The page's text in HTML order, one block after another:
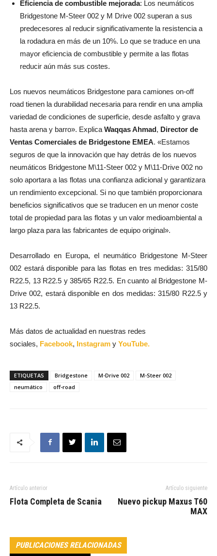
Eficiencia de combustible mejorada: Los neumáticos
Bridgestone M-Steer 002 y M­ Drive 002 superan a sus
predecesores al reducir significativamente la resistencia a
la rodadura en más de un 10%. Lo que se traduce en una
mayor eficiencia de combustible y permite a las flotas
reducir aún más sus costes.
Los nuevos neumáticos Bridgestone para camiones on-off
road tienen la durabilidad necesaria para rendir en una amplia
variedad de condiciones de superficie, desde asfalto y grava
hasta arena y barro». Explica Waqqas Ahmad, Director de
Ventas Comerciales de Bridgestone EMEA. «Estamos
seguros de que la innovación que hay detrás de los nuevos
neumáticos Bridgestone M\11-Steer 002 y M\11-Drive 002 no
solo aportara a las flotas una confianza adicional y garantizara
un rendimiento excepcional. Si no que también proporcionara
beneficios significativos que se traducen en un menor coste
total de propiedad para las flotas y un valor medioambiental a
largo plaza para las fabricantes de equipo original».
Desarrollado en Europa, el neumático Bridgestone M-Steer
002 estará disponible para las flotas en tres medidas: 315/80
R22.5, 13 R22.5 y 385/65 R22.5. En cuanto al Bridgestone M-
Drive 002, estará disponible en dos medidas: 315/80 R22.5 y
13 R22.5.
Más datos de actualidad en nuestras redes
sociales, Facebook, Instagram y YouTube.
ETIQUETAS Bridgestone M-Drive 002
M-Steer 002
neumático
off-road
Artículo anterior
Flota Completa de Scania
Artículo siguiente
Nuevo pickup Maxus T60
MAX
PUBLICACIONES RELACIONADAS